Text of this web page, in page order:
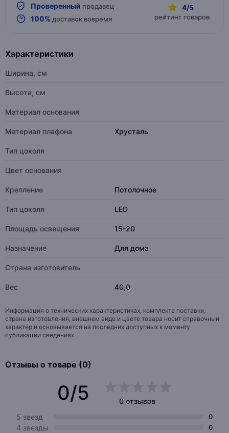
Проверенный продавец
100% доставок вовремя
4/5
рейтинг товаров
Характеристики
Ширина, см
Высота, см
Материал основания
Материал плафона Хрусталь
Тип цоколя
Цвет основания
Крепление Потолочное
Тип цоколя LED
Площадь освещения 15-20
Назначение Для дома
Страна изготовитель
Вес 40,0
Информация о технических характеристиках, комплекте поставки,
стране изготовления, внешнем виде и цвете товара носит справочный
характер и основывается на последних доступных к моменту
публикации сведениях
Отзывы о товаре (0)
0/5
0 отзывов
5 звезд
0
4 звезды 0